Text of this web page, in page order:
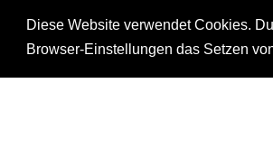
Diese Website verwendet Cookies.
Browser-Einstellungen das Setzen